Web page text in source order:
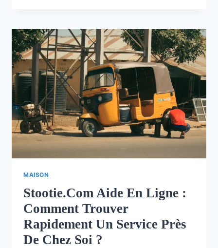
MAISON
Stootie.com Aide En Ligne :
Comment Trouver
Rapidement Un Service Près
De Chez Soi ?